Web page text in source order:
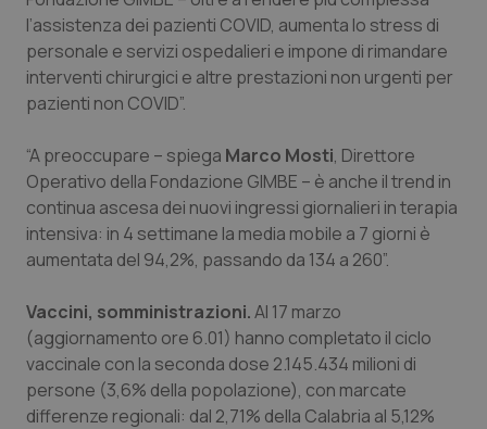
Tiroide
Tumore al seno
Tumore ovarico
Tumori del Polmone & Testa Collo
Tumori gastrointestinali
Ulcera & Reflusso
Vaccini
l’assistenza dei pazienti COVID, aumenta lo stress di
personale e servizi ospedalieri e impone di rimandare
interventi chirurgici e altre prestazioni non urgenti per
pazienti non COVID”.
“A preoccupare – spiega Marco Mosti, Direttore
Operativo della Fondazione GIMBE – è anche il trend in
continua ascesa dei nuovi ingressi giornalieri in terapia
intensiva: in 4 settimane la media mobile a 7 giorni è
aumentata del 94,2%, passando da 134 a 260”.
Vaccini, somministrazioni.Al 17 marzo
(aggiornamento ore 6.01) hanno completato il ciclo
vaccinale con la seconda dose 2.145.434 milioni di
persone (3,6% della popolazione), con marcate
differenze regionali: dal 2,71% della Calabria al 5,12%